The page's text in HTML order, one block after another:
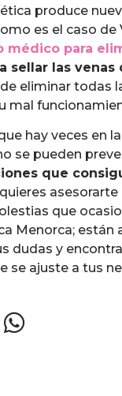
produce
es el caso de
médico para
sellar las
eliminar todas
mal
hay veces en
se pueden
que
que
Menorca; están
dudas y
se ajuste a tus